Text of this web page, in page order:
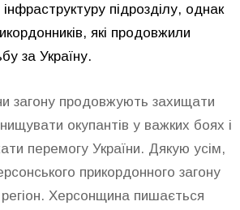
інфраструктуру підрозділу, однак
які продовжили
за Україну.
загону продовжують захищати
окупантів у важких боях і
перемогу України. Дякую усім,
прикордонного загону
Херсонщина пишається